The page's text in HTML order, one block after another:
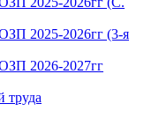
2025-2026гг (3-я
2026-2027гг
труда